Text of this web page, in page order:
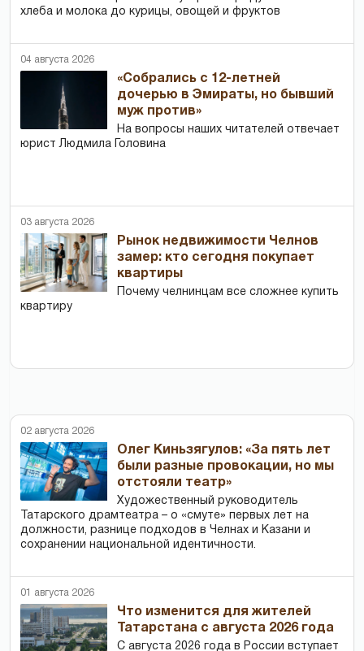
хлеба и молока до курицы, овощей и фруктов
04 августа 2026
«Собрались с 12-летней
дочерью в Эмираты, но бывший
муж против»
На вопросы наших читателей отвечает
юрист Людмила Головина
03 августа 2026
Рынок недвижимости Челнов
замер: кто сегодня покупает
квартиры
Почему челнинцам все сложнее купить
квартиру
02 августа 2026
Олег Киньзягулов: «За пять лет
были разные провокации, но мы
отстояли театр»
Художественный руководитель
Татарского драмтеатра – о «смуте» первых лет на
должности, разнице подходов в Челнах и Казани и
сохранении национальной идентичности.
01 августа 2026
Что изменится для жителей
Татарстана с августа 2026 года
С августа 2026 года в России вступает